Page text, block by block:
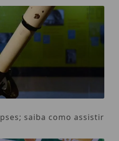
saiba como assistir